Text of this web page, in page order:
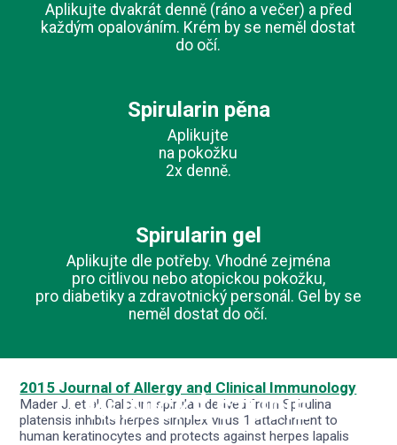
Aplikujte dvakrát denně (ráno a večer) a před
každým opalováním. Krém by se neměl dostat
do očí.
Spirularin pěna
Aplikujte
na pokožku
2x denně.
Spirularin gel
Aplikujte dle potřeby. Vhodné zejména
pro citlivou nebo atopickou pokožku,
pro diabetiky a zdravotnický personál. Gel by se
neměl dostat do očí.
KLINICKÉ STUDIE
2015 Journal of Allergy and Clinical Immunology
Mader J. et al. Calcium spirulan derived from Spirulina
platensis inhibits herpes simplex virus 1 attachment to
human keratinocytes and protects against herpes lapalis